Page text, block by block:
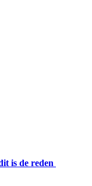
is de reden